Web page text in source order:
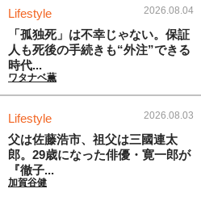
Lifestyle 2026.08.04
「孤独死」は不幸じゃない。保証
人も死後の手続きも“外注”できる
時代...
ワタナベ薫
Lifestyle 2026.08.03
父は佐藤浩市、祖父は三國連太
郎。29歳になった俳優・寛一郎が
『徹子...
加賀谷健